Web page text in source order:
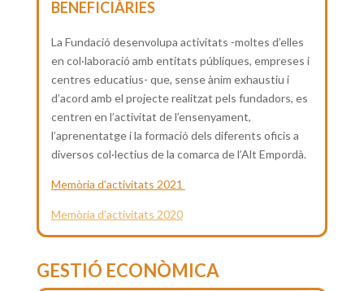
BENEFICIÀRIES
La Fundació desenvolupa activitats -moltes d’elles
en col·laboració amb entitats públiques, empreses i
centres educatius- que, sense ànim exhaustiu i
d’acord amb el projecte realitzat pels fundadors, es
centren en l’activitat de l’ensenyament,
l’aprenentatge i la formació dels diferents oficis a
diversos col·lectius de la comarca de l’Alt Empordà.
Memòria d’activitats 2021
Memòria d’activitats 2020
GESTIÓ ECONÒMICA